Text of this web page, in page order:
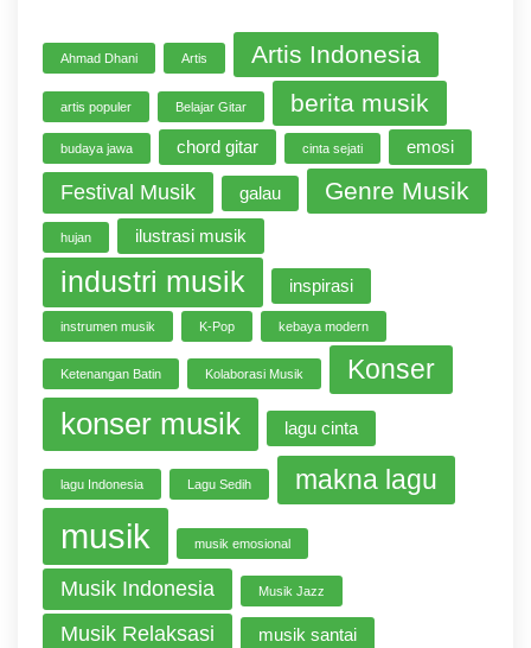
Ahmad Dhani Artis Artis Indonesia
artis populer Belajar Gitar berita musik
budaya jawa chord gitar cinta sejati emosi
Festival Musik galau Genre Musik
hujan ilustrasi musik
industri musik inspirasi
instrumen musik K-Pop kebaya modern
Ketenangan Batin Kolaborasi Musik Konser
konser musik lagu cinta
lagu Indonesia Lagu Sedih makna lagu
musik musik emosional
Musik Indonesia Musik Jazz
Musik Relaksasi musik santai